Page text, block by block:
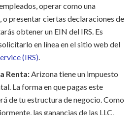
operar como una
o presentar ciertas declaraciones de
obtener un EIN del IRS. Es
en línea en el sitio web del
(IRS).
Renta:Arizona tiene un impuesto
La forma en que pagas este
de tu estructura de negocio. Como
las ganancias de las LLC,